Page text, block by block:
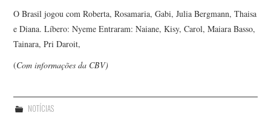
O Brasil jogou com Roberta, Rosamaria, Gabi, Julia Bergmann, Thaisa
e Diana. Líbero: Nyeme Entraram: Naiane, Kisy, Carol, Maiara Basso,
Tainara, Pri Daroit,
(Com informações da CBV)
NOTÍCIAS